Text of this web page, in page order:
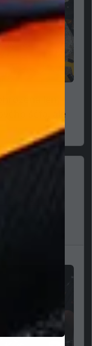
len
šéfa, ale
to rád..."